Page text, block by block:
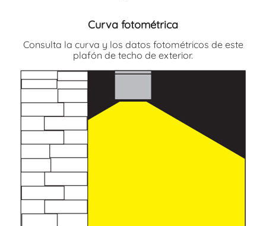
Curva fotométrica
Consulta la curva y los datos fotométricos de este
plafón de techo de exterior.